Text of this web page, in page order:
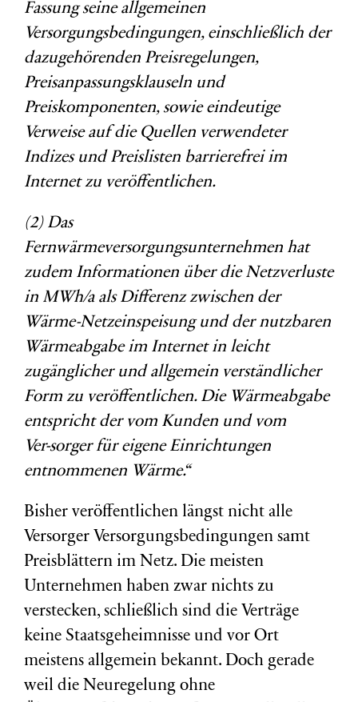
Fassungseine allgemeinen
Versorgungsbedingungen, einschließlich der
dazugehörenden Preisregelungen,
Preisanpassungsklauseln und
Preiskomponenten, sowie eindeutige
Verweise auf die Quellen verwendeter
Indizes und Preislisten barrierefrei im
Internet zu veröffentlichen.
(2) Das
Fernwärmeversorgungsunternehmen hat
zudem Informationen über die Netzverluste
in MWh/a als Differenz zwischen der
Wärme-Netzeinspeisung und der nutzbaren
Wärmeabgabe im Internetin leicht
zugänglicher und allgemein verständlicher
Form zu veröffentlichen. Die Wärmeabgabe
entspricht der vom Kunden und vom
Ver-sorger füreigeneEinrichtungen
entnommenen Wärme.“
Bisher veröffentlichen längst nicht alle
Versorger Versorgungsbedingungen samt
Preisblättern im Netz. Die meisten
Unternehmen haben zwar nichts zu
verstecken, schließlich sind die Verträge
keine Staatsgeheimnisse und vor Ort
meistens allgemein bekannt. Doch gerade
weil die Neuregelung ohne